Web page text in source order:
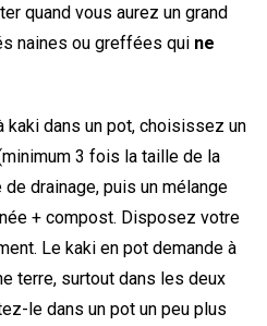
quand vous aurez un grand
naines ou greffées qui ne
kaki dans un pot, choisissez un
3 fois la taille de la
drainage, puis un mélange
+ compost. Disposez votre
Le kaki en pot demande à
terre, surtout dans les deux
le dans un pot un peu plus